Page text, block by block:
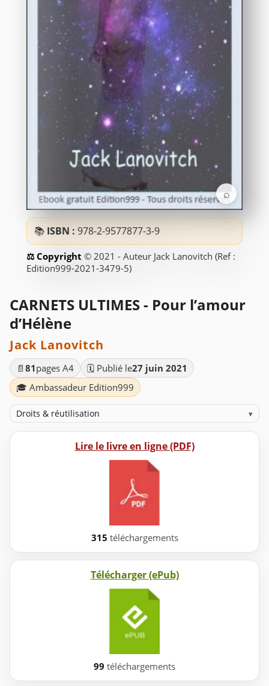
⌕
📚 ISBN : 978-2-9577877-3-9
© 2021 - Auteur Jack Lanovitch (Ref :
Edition999-2021-3479-5)
CARNETS ULTIMES - Pour l’amour
d’Hélène
Jack Lanovitch
📄 81pages A4 🗓️ Publié le27 juin 2021
🎓 Ambassadeur Edition999
Droits & réutilisation ▾
Lire le livre en ligne (PDF)
315 téléchargements
Télécharger (ePub)
99 téléchargements